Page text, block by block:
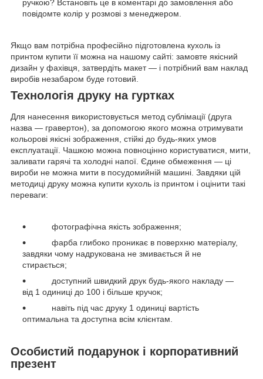
ручкою? Встановіть це в коментарі до замовлення або
повідомте колір у розмові з менеджером.
Якщо вам потрібна професійно підготовлена кухоль із
принтом купити її можна на нашому сайті: замовте якісний
дизайн у фахівця, затвердіть макет — і потрібний вам наклад
виробів незабаром буде готовий.
Технологія друку на гуртках
Для нанесення використовується метод сублімації (друга
назва — гравертон), за допомогою якого можна отримувати
кольорові якісні зображення, стійкі до будь-яких умов
експлуатації. Чашкою можна повноцінно користуватися, мити,
заливати гарячі та холодні напої. Єдине обмеження — ці
вироби не можна мити в посудомийній машині. Завдяки цій
методиці друку можна купити кухоль із принтом і оцінити такі
переваги:
фотографічна якість зображення;
фарба глибоко проникає в поверхню матеріалу,
завдяки чому надрукована не змивається й не
стирається;
доступний швидкий друк будь-якого накладу —
від 1 одиниці до 100 і більше кручок;
навіть під час друку 1 одиниці вартість
оптимальна та доступна всім клієнтам.
Особистий подарунок і корпоративний
презент